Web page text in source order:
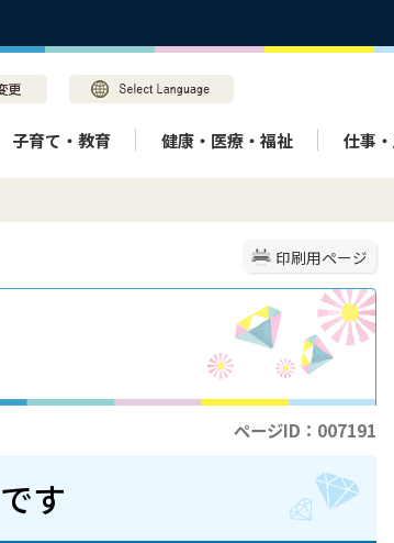
子育て・教育 健康・医療・福祉 仕事
印刷用ページ
ページID：007191
す